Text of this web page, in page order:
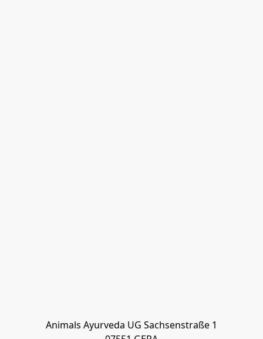
Animals Ayurveda UG Sachsenstraße 1